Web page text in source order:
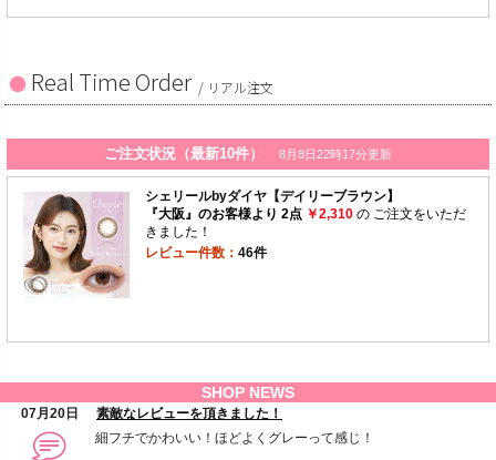
Real Time Order / リアル注文